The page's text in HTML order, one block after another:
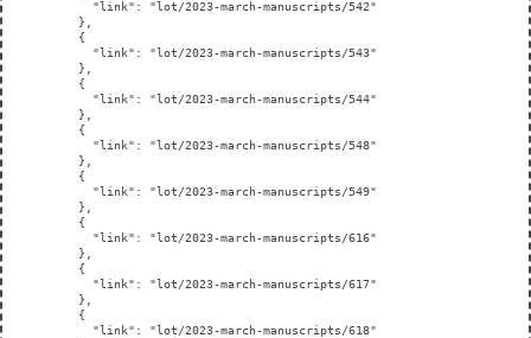
      "link": "lot/2023-march-manuscripts/542"
    },
    {
      "link": "lot/2023-march-manuscripts/543"
    },
    {
      "link": "lot/2023-march-manuscripts/544"
    },
    {
      "link": "lot/2023-march-manuscripts/548"
    },
    {
      "link": "lot/2023-march-manuscripts/549"
    },
    {
      "link": "lot/2023-march-manuscripts/616"
    },
    {
      "link": "lot/2023-march-manuscripts/617"
    },
    {
      "link": "lot/2023-march-manuscripts/618"